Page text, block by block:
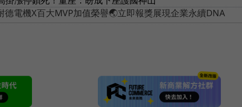
德電機X百大MVP加值榮譽🌏立即報獎展現企業永續DNA